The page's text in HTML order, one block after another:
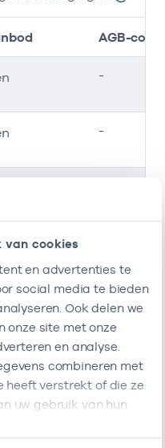
van cookies
en advertenties te
social media te bieden
Ook delen we
onze site met onze
en analyse.
combineren met
heeft verstrekt of die ze
uw gebruik van hun
AGB-code
-
-
Diëtisten, Dietisten, direct toegankelijk / 1e lijn
47471431
47471585